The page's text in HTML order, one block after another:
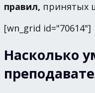
правил, принятых
[wn_grid id="70614"]
Насколько